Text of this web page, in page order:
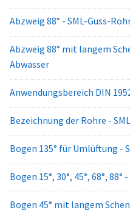
Abzweig 88° - SML-Guss-
Abzweig 88° mit langem
Abwasser
Anwendungsbereich DIN
Bezeichnung der Rohre -
Bogen 135° für Umlüftung -
Bogen 15°, 30°, 45°, 68°,
Bogen 45° mit langem